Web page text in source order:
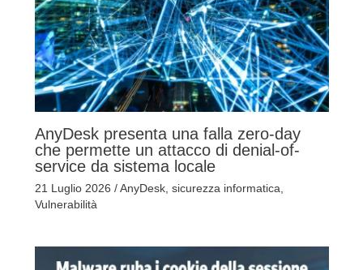
AnyDesk presenta una falla zero-day
che permette un attacco di denial-of-
service da sistema locale
21 Luglio 2026 /AnyDesk, sicurezza informatica
Vulnerabilità